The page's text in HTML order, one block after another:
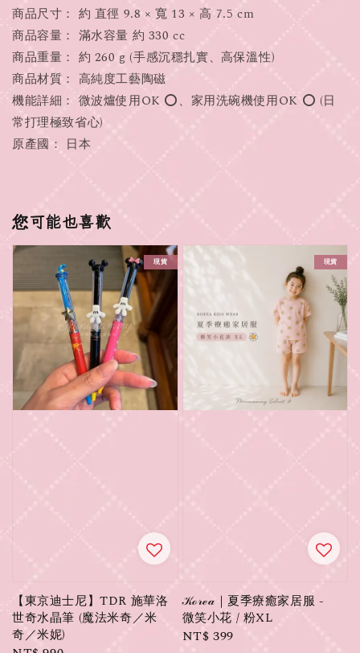
商品尺寸： 約 直徑 9.8 × 寬 13 × 高 7.5 cm
商品容量： 滿水容量 約 330 cc
商品重量： 約 260 g (手感沉穩扎實、高保溫性)
商品材質： 高純度工藝陶磁
機能詳細： 微波爐使用OK ⭕、家用洗碗機使用OK ⭕ (日
常打理極致省心)
原產國： 日本
您可能也喜歡
現貨
【東京迪士尼】TDR 施華洛
世奇水晶筆 (魔法米奇／米
奇／米妮)
現貨
𝒦ℴ𝓇ℯ𝒶｜夏季療癒家居服 -
微笑小花 / 粉XL
Regular
NT$ 399